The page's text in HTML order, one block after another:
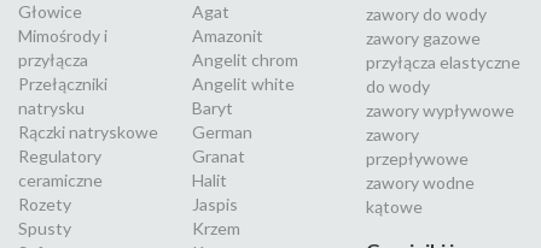
Głowice
Mimośrody i
przyłącza
Przełączniki
natrysku
Rączki natryskowe
Regulatory
ceramiczne
Rozety
Spusty
Agat
Amazonit
Angelit chrom
Angelit white
Baryt
German
Granat
Halit
Jaspis
Krzem
zawory do wody
zawory gazowe
przyłącza elastyczne
do wody
zawory wypływowe
zawory
przepływowe
zawory wodne
kątowe